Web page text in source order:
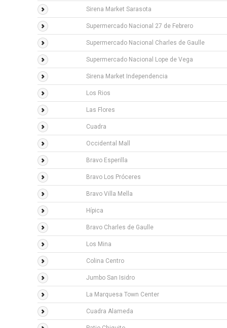
Sirena Market Sarasota
Supermercado Nacional 27 de Febrero
Supermercado Nacional Charles de Gaulle
Supermercado Nacional Lope de Vega
Sirena Market Independencia
Los Rios
Las Flores
Cuadra
Occidental Mall
Bravo Esperilla
Bravo Los Próceres
Bravo Villa Mella
Hípica
Bravo Charles de Gaulle
Los Mina
Colina Centro
Jumbo San Isidro
La Marquesa Town Center
Cuadra Alameda